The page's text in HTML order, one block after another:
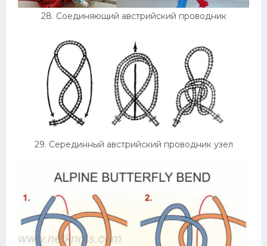
28. Соединяющий австрийский проводник
29. Серединный австрийский проводник узел